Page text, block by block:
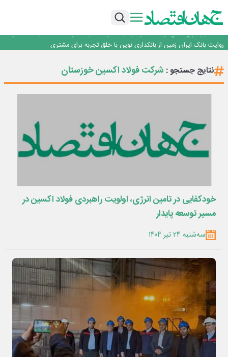
اجرای برنامه تحول بانک با تمرکز بر منابع پایدار، درآمدهای کارمزدی و بازسازی اعتماد
داد
روایت بانک ایران زمین از بانکداری نوین با خلق تجربه برای مشتری
سرپرست اداره کل روابط عمومی بیمه مرکزی منصوب شد
اجرای برنامه تحول بانک با تمرکز بر منابع پایدار، درآمدهای کارمزدی و بازسازی اعتماد
نتایج جستجو : شرکت فولاد اکسین خوزستان
خودکفایی در تامین انرژی، اولویت راهبردی فولاد اکسین در
مسیر توسعه پایدار
سه‌شنبه ۲۴ تیر ۱۴۰۴